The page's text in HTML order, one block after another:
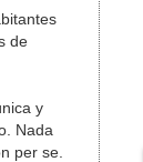
de
y
Nada
per se.